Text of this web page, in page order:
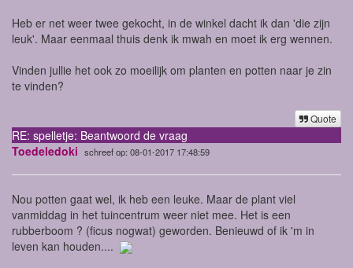
Heb er net weer twee gekocht, in de winkel dacht ik dan 'die zijn
leuk'. Maar eenmaal thuis denk ik mwah en moet ik erg wennen.
Vinden jullie het ook zo moeilijk om planten en potten naar je zin
te vinden?
Quote
RE: spelletje: Beantwoord de vraag
Toedeledoki schreef op: 08-01-2017 17:48:59
Nou potten gaat wel, ik heb een leuke. Maar de plant viel
vanmiddag in het tuincentrum weer niet mee. Het is een
rubberboom ? (ficus nogwat) geworden. Benieuwd of ik 'm in
leven kan houden....